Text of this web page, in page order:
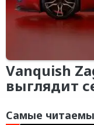
Vanquish
выглядит
Самые